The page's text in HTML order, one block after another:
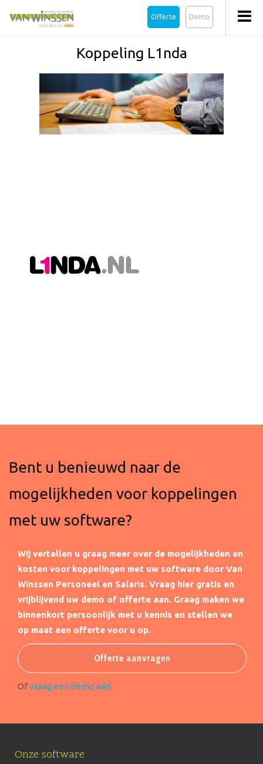
Demo
Offerte
Koppeling L1nda
Bent u benieuwd naar de
mogelijkheden voor koppelingen
met uw software?
Wij vertellen u graag meer over de mogelijkheden en
kosten voor koppelingen met uw software door Van
Winssen Personeel en Salaris. Vraag hier gratis en
vrijblijvend uw demo of offerte aan. Graag maken we
binnenkort persoonlijk met u kennis en stellen we
op maat een offerte voor u op.
Offerte aanvragen
Ofvraag een demo aan
Onze software